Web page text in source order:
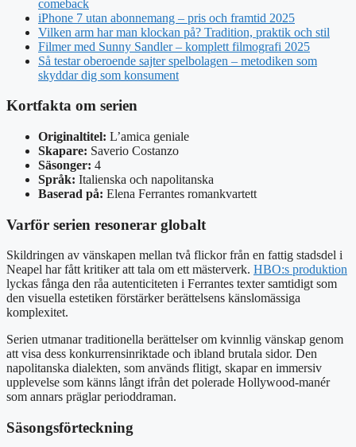
comeback
iPhone 7 utan abonnemang – pris och framtid 2025
Vilken arm har man klockan på? Tradition, praktik och stil
Filmer med Sunny Sandler – komplett filmografi 2025
Så testar oberoende sajter spelbolagen – metodiken som
skyddar dig som konsument
Kortfakta om serien
Originaltitel: L’amica geniale
Skapare: Saverio Costanzo
Säsonger: 4
Språk: Italienska och napolitanska
Baserad på: Elena Ferrantes romankvartett
Varför serien resonerar globalt
Skildringen av vänskapen mellan två flickor från en fattig stadsdel i
Neapel har fått kritiker att tala om ett mästerverk. HBO:s produktion
lyckas fånga den råa autenticiteten i Ferrantes texter samtidigt som
den visuella estetiken förstärker berättelsens känslomässiga
komplexitet.
Serien utmanar traditionella berättelser om kvinnlig vänskap genom
att visa dess konkurrensinriktade och ibland brutala sidor. Den
napolitanska dialekten, som används flitigt, skapar en immersiv
upplevelse som känns långt ifrån det polerade Hollywood-manér
som annars präglar perioddraman.
Säsongsförteckning